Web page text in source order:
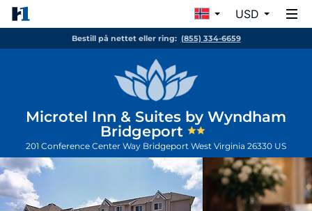
USD
Bestill på nettet eller ring: (855) 334-6659
Microtel Inn & Suites by Wyndham
Bridgeport
201 Conference Center Way Bridgeport West Virginia 26330 US